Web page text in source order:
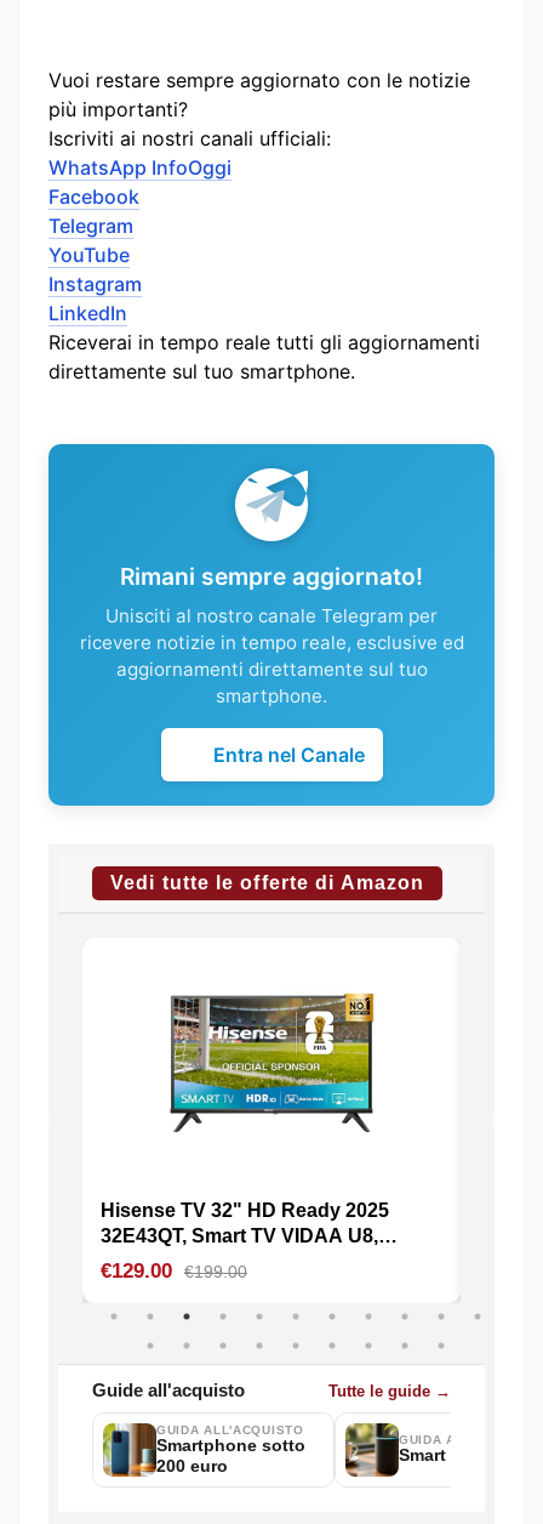
Vuoi restare sempre aggiornato con le notizie
più importanti?
Iscriviti ai nostri canali ufficiali:
WhatsApp InfoOggi
Facebook
Telegram
YouTube
Instagram
LinkedIn
Riceverai in tempo reale tutti gli aggiornamenti
direttamente sul tuo smartphone.
Rimani sempre aggiornato!
Unisciti al nostro canale Telegram per
ricevere notizie in tempo reale, esclusive ed
aggiornamenti direttamente sul tuo
smartphone.
Entra nel Canale